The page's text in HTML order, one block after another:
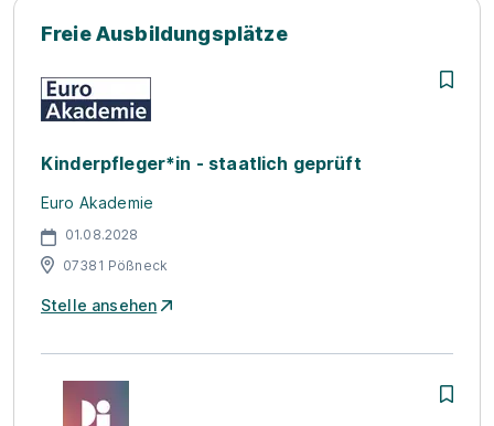
Freie Ausbildungsplätze
Kinderpfleger*in - staatlich geprüft
Euro Akademie
01.08.2028
07381 Pößneck
Stelle ansehen